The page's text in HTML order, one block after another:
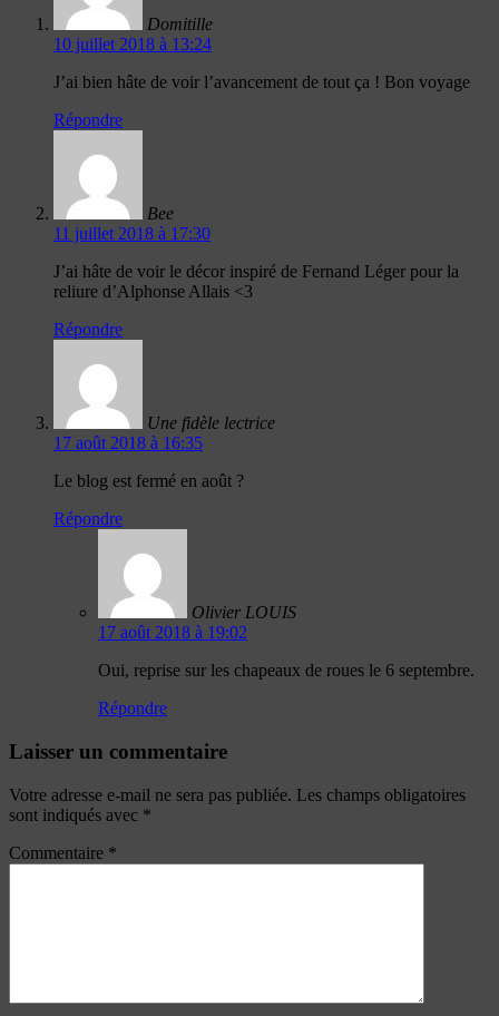
Domitille
10 juillet 2018 à 13:24
J’ai bien hâte de voir l’avancement de tout ça ! Bon voyage
Répondre
Bee
11 juillet 2018 à 17:30
J’ai hâte de voir le décor inspiré de Fernand Léger pour la
reliure d’Alphonse Allais <3
Répondre
Une fidèle lectrice
17 août 2018 à 16:35
Le blog est fermé en août ?
Répondre
Olivier LOUIS
17 août 2018 à 19:02
Oui, reprise sur les chapeaux de roues le 6 septembre.
Répondre
Laisser un commentaire
Votre adresse e-mail ne sera pas publiée. Les champs obligatoires
sont indiqués avec *
Commentaire *